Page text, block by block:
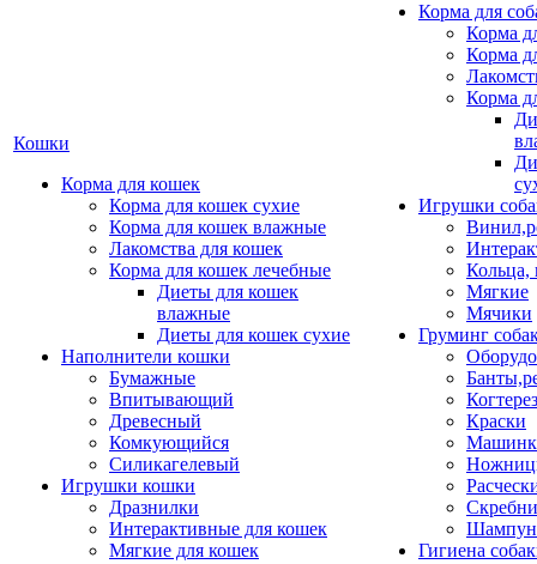
Кошки
Корма для кошек
Корма для кошек сухие
Корма для кошек влажные
Лакомства для кошек
Корма для кошек лечебные
Диеты для кошек
влажные
Диеты для кошек сухие
Наполнители кошки
Бумажные
Впитывающий
Древесный
Комкующийся
Силикагелевый
Игрушки кошки
Дразнилки
Интерактивные для кошек
Мягкие для кошек
Корма для
Корма
Корма
Корма
Игрушки
Кольца,
Мягкие
Мячики
Груминг
Краски
Гигиена